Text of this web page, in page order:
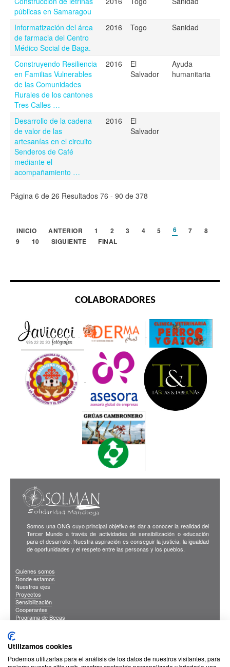
públicas en Samaragou
Informatización del área
de farmacia del Centro
Médico Social de Baga.
2016 Togo Sanidad
Construyendo Resiliencia
en Familias Vulnerables
de las Comunidades
Rurales de los cantones
Tres Calles …
2016
El
Salvador
Ayuda
humanitaria
Desarrollo de la cadena
de valor de las
artesanías en el circuito
Senderos de Café
mediante el
acompañamiento …
2016
El
Salvador
Página 6 de 26 Resultados 76 - 90 de 378
INICIO ANTERIOR 1 2 3 4 5 6 7
8
9
10 SIGUIENTE FINAL
COLABORADORES
Somos una ONG cuyo principal objetivo es dar a conocer la realidad del
Tercer Mundo a través de actividades de sensibilización o educación
para el desarrollo. Nuestra aspiración es conseguir la justicia, la igualdad
de oportunidades y el respeto entre las personas y los pueblos.
Quienes somos
Donde estamos
Nuestros ejes
Proyectos
Sensibilización
Cooperantes
Programa de Becas
Sus Datos Seguros
Cookies
Proteccion de datos
Utilizamos cookies
Podemos utilizarlas para el análisis de los datos de nuestros visitantes, para